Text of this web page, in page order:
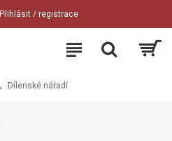
Přihlásit / registrace
Dílenské nářadí